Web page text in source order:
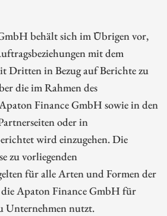
behält sich im Übrigen vor,
mit dem
Dritten in Bezug auf Berichte zu
die im Rahmen des
Finance GmbH sowie in den
oder in
wird einzugehen. Die
zu vorliegenden
für alle Arten und Formen der
Apaton Finance GmbH für
Unternehmen nutzt.